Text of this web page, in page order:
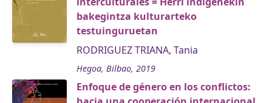
bakegintza kulturarteko
testuinguruetan
RODRIGUEZ TRIANA, Tania
Hegoa, Bilbao, 2019
Enfoque de género en los conflictos: